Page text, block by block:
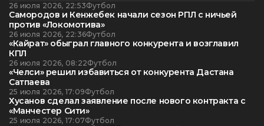
26 июля 2026, 22:53Футбол
Самородов и Кенжебек начали сезон РПЛ с ничьей
против «Локомотива»
26 июля 2026, 22:36Футбол
«Кайрат» обыграл главного конкурента и возглавил
КПЛ
26 июля 2026, 08:22Футбол
«Челси» решил избавиться от конкурента Дастана
Сатпаева
25 июля 2026, 17:09Футбол
Хусанов сделал заявление после нового контракта с
«Манчестер Сити»
25 июля 2026, 17:07Футбол